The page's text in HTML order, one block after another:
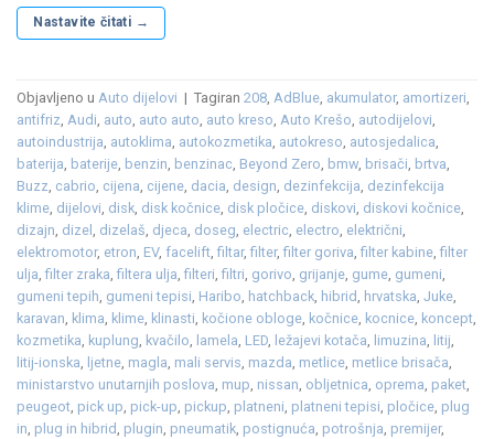
Nastavite čitati →
Objavljeno u Auto dijelovi | Tagiran 208, AdBlue, akumulator, amortizeri,
antifriz, Audi, auto, auto auto, auto kreso, Auto Krešo, autodijelovi,
autoindustrija, autoklima, autokozmetika, autokreso, autosjedalica,
baterija, baterije, benzin, benzinac, Beyond Zero, bmw, brisači, brtva,
Buzz, cabrio, cijena, cijene, dacia, design, dezinfekcija, dezinfekcija
klime, dijelovi, disk, disk kočnice, disk pločice, diskovi, diskovi kočnice,
dizajn, dizel , dizelaš, djeca, doseg, electric, electro, električni,
elektromotor, etron, EV, facelift,filtar,filter,filter goriva,filter kabine,filter
ulja,filter zraka,filtera ulja,filteri,filtri, gorivo, grijanje, gume, gumeni,
gumeni tepih, gumeni tepisi, Haribo, hatchback, hibrid, hrvatska, Juke,
karavan, klima, klime, klinasti, kočione obloge, kočnice, kocnice, koncept,
kozmetika, kuplung, kvačilo, lamela, LED, ležajevi kotača, limuzina, litij,
litij-ionska, ljetne, magla, mali servis, mazda, metlice, metlice brisača,
ministarstvo unutarnjih poslova, mup, nissan, obljetnica, oprema, paket,
peugeot, pick up, pick-up, pickup, platneni, platneni tepisi, pločice, plug
in, plug in hibrid, plugin, pneumatik, postignuća, potrošnja, premijer,